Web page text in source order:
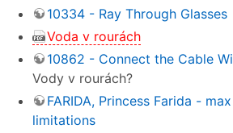
10334 - Ray Through Glasses
Voda v rourách
10862 - Connect the Cable
Vody v rourách?
FARIDA, Princess Farida -
limitations